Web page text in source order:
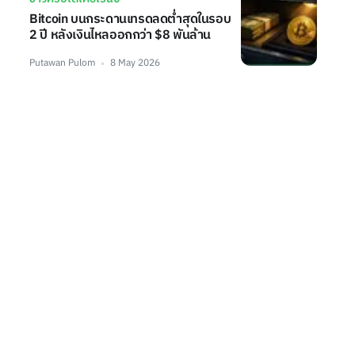
Bitcoin บนกระดานเทรดลดต่ำสุดในรอบ
2 ปี หลังเงินไหลออกกว่า $8 พันล้าน
Putawan Pulom 8 May 2026